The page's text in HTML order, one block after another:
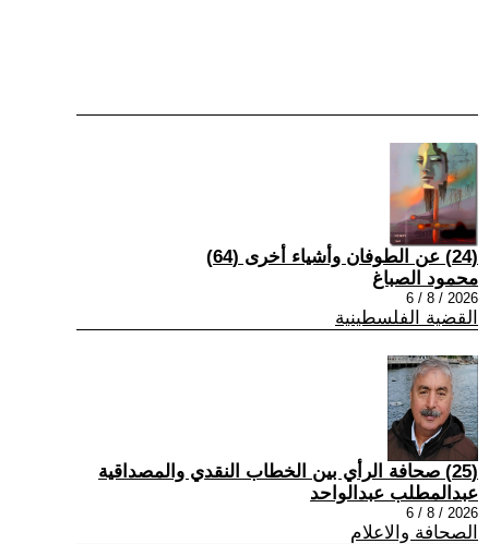
(24) عن الطوفان وأشياء أخرى (64)
محمود الصباغ
2026 / 8 / 6
القضية الفلسطينية
(25) صحافة الرأي بين الخطاب النقدي والمصداقية
عبدالمطلب عبدالواحد
2026 / 8 / 6
الصحافة والاعلام